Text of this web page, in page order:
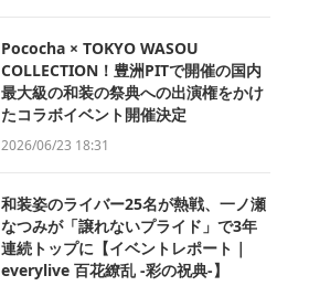
Pococha × TOKYO WASOU
COLLECTION！豊洲PITで開催の国内
最大級の和装の祭典への出演権をかけ
たコラボイベント開催決定
2026/06/23 18:31
和装姿のライバー25名が熱戦、一ノ瀬
なつみが「譲れないプライド」で3年
連続トップに【イベントレポート｜
everylive 百花繚乱 -彩の祝典-】